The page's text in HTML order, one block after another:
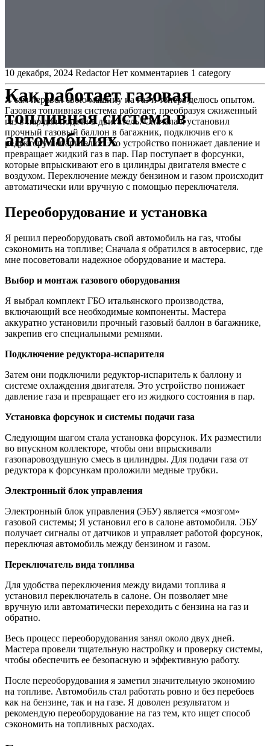
Как работает газовая
топливная система в
автомобилях
10 декабря, 2024 Redactor Нет комментариев 1 category
Я сам перевел свою машину на газ и теперь делюсь опытом.
Газовая топливная система работает, преобразуя сжиженный
газ в пар для подачи в двигатель. Сначала я установил
прочный газовый баллон в багажник, подключив его к
редуктору-испарителю. Это устройство понижает давление и
превращает жидкий газ в пар. Пар поступает в форсунки,
которые впрыскивают его в цилиндры двигателя вместе с
воздухом. Переключение между бензином и газом происходит
автоматически или вручную с помощью переключателя.
Переоборудование и установка
Я решил переоборудовать свой автомобиль на газ, чтобы
сэкономить на топливе; Сначала я обратился в автосервис, где
мне посоветовали надежное оборудование и мастера.
Выбор и монтаж газового оборудования
Я выбрал комплект ГБО итальянского производства,
включающий все необходимые компоненты. Мастера
аккуратно установили прочный газовый баллон в багажнике,
закрепив его специальными ремнями.
Подключение редуктора-испарителя
Затем они подключили редуктор-испаритель к баллону и
системе охлаждения двигателя. Это устройство понижает
давление газа и превращает его из жидкого состояния в пар.
Установка форсунок и системы подачи газа
Следующим шагом стала установка форсунок. Их разместили
во впускном коллекторе, чтобы они впрыскивали
газопаровоздушную смесь в цилиндры. Для подачи газа от
редуктора к форсункам проложили медные трубки.
Электронный блок управления
Электронный блок управления (ЭБУ) является «мозгом»
газовой системы; Я установил его в салоне автомобиля. ЭБУ
получает сигналы от датчиков и управляет работой форсунок,
переключая автомобиль между бензином и газом.
Переключатель вида топлива
Для удобства переключения между видами топлива я
установил переключатель в салоне. Он позволяет мне
вручную или автоматически переходить с бензина на газ и
обратно.
Весь процесс переоборудования занял около двух дней.
Мастера провели тщательную настройку и проверку системы,
чтобы обеспечить ее безопасную и эффективную работу.
После переоборудования я заметил значительную экономию
на топливе. Автомобиль стал работать ровно и без перебоев
как на бензине, так и на газе. Я доволен результатом и
рекомендую переоборудование на газ тем, кто ищет способ
сэкономить на топливных расходах.